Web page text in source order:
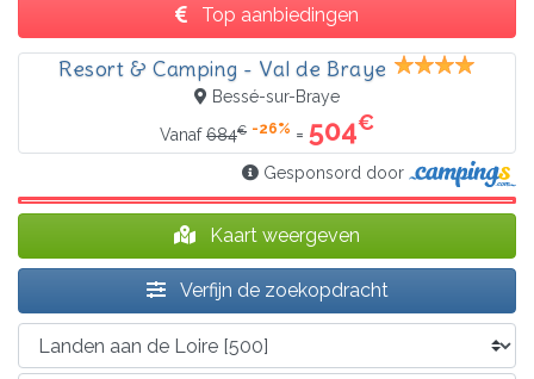
Top aanbiedingen
Resort & Camping - Val de Braye
Bessé-sur-Braye
Vanaf684€ -26% = 504€
Gesponsord door
Kaart weergeven
Verfijn de zoekopdracht